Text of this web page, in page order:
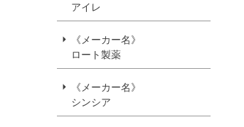
アイレ
《メーカー名》
ロート製薬
《メーカー名》
シンシア